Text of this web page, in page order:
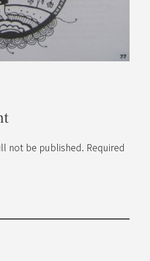
not be published. Required